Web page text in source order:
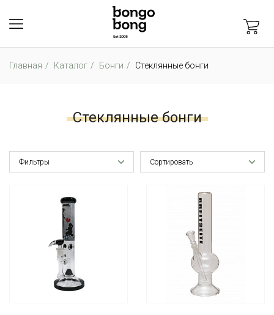
Главная Каталог Бонги Стеклянные бонги
Стеклянные бонги
Фильтры Сортировать